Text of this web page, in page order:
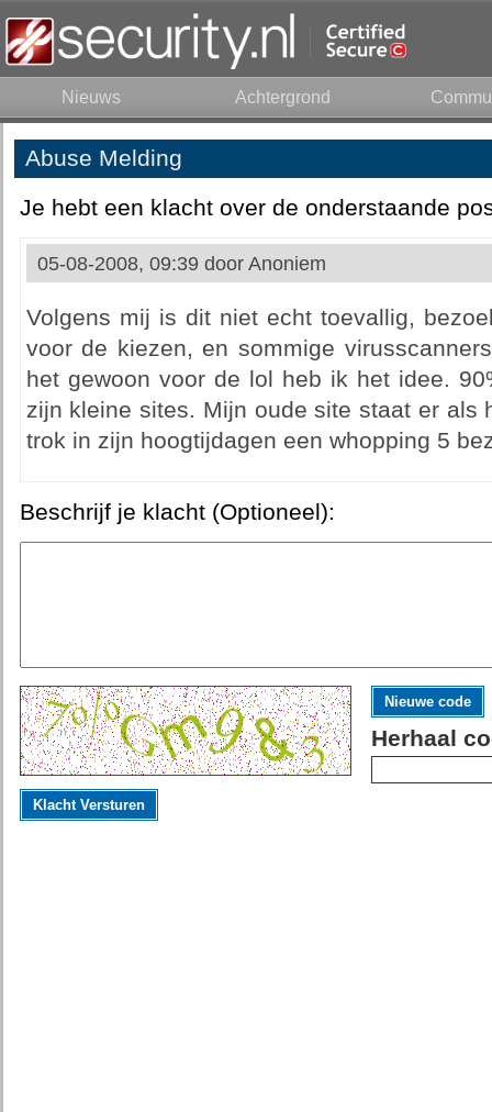
Nieuws Achtergrond
Abuse Melding
Je hebt een klacht over de onderstaande
05-08-2008, 09:39 door Anoniem
Volgens mij is dit niet echt toevallig,
voor de kiezen, en sommige
het gewoon voor de lol heb ik het idee.
zijn kleine sites. Mijn oude site staat er als
trok in zijn hoogtijdagen een whopping 5
Beschrijf je klacht (Optioneel):
Nieuwe code
Herhaal
Klacht Versturen